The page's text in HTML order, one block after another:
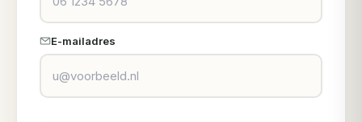
E-mailadres